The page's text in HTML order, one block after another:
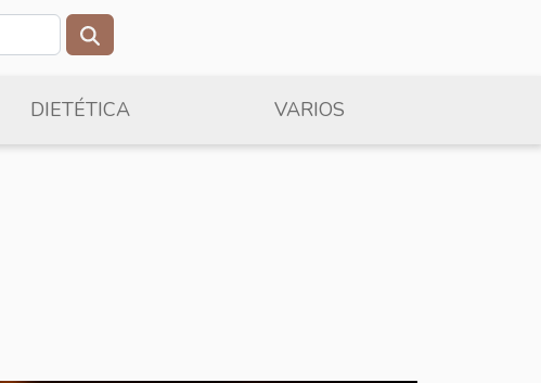
DIETÉTICA VARIOS